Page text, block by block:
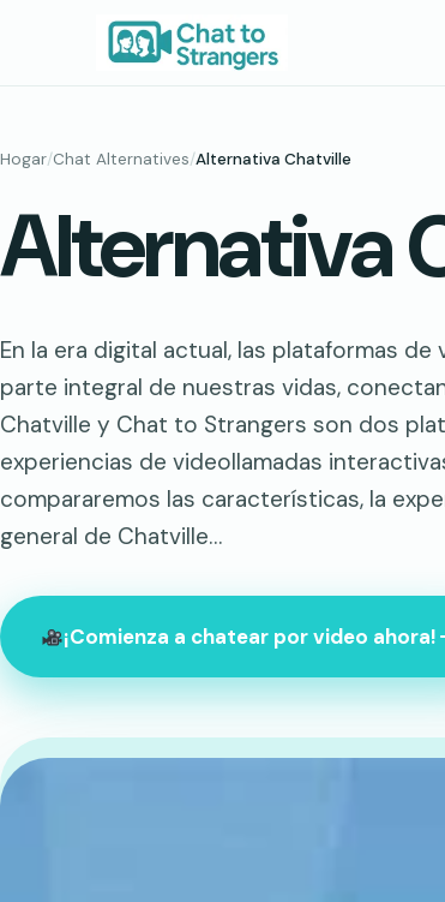
Hogar/Chat Alternatives/Alternativa Chatville
Alternativa
En la era digital actual, las plataformas
parte integral de nuestras vidas,
Chatville y Chat to Strangers son dos
experiencias de videollamadas
compararemos las características, la
general de Chatville…
¡Comienza a chatear por video ahora!